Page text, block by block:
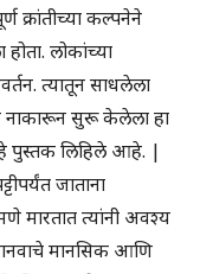
क्रांतीच्या कल्पनेने
लोकांच्या
त्यातून साधलेला
नाकारून सुरू केलेला हा
हे पुस्तक लिहिले आहे. |
जाताना
मारतात त्यांनी अवश्य
मानसिक आणि